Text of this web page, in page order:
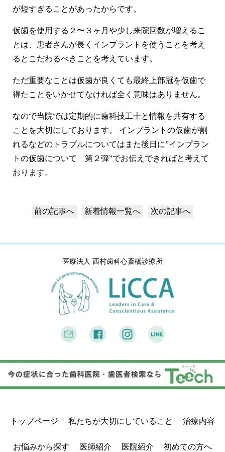
が短すぎることがあったからです。
仮歯を使用する２〜３ヶ月や少し来院回数が増えるこ
とは、患者さんが長くインプラントを使うことを考え
るとこだわるべきことを考えています。
ただ重要なことは仮歯が良くても最終上部冠を仮歯で
得たことをいかせてなければ全く意味はありません。
なので当院では定期的に歯科技工士と情報を共有する
ことを大切にしております。 インプラントの仮歯が割
れるなどのトラブルについてはまた後日に”インプラン
トの仮歯について 第２弾”でお伝えできればと考えて
おります。
前の記事へ 新着情報一覧へ 次の記事へ
医療法人 西村歯科心斎橋診療所
トップページ 私たちが大切にしていること 治療内容
お悩みから探す 医師紹介 医院紹介 初めての方へ